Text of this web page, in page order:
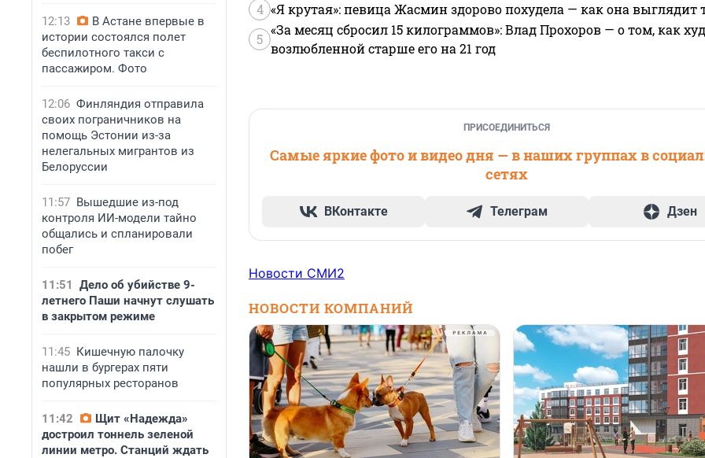
12:13
В Астане впервые в
истории состоялся полет
беспилотного такси с
пассажиром. Фото
12:06 Финляндия отправила
своих пограничников на
помощь Эстонии из-за
нелегальных мигрантов из
Белоруссии
11:57 Вышедшие из-под
контроля ИИ-модели тайно
общались и спланировали
побег
11:51
Дело об убийстве 9-
летнего Паши начнут слушать
в закрытом режиме
11:45 Кишечную палочку
нашли в бургерах пяти
популярных ресторанов
11:42
Щит «Надежда»
достроил тоннель зеленой
линии метро. Станций ждать
4 «Я крутая»: певица Жасмин здорово похудела — как она выглядит
5
«За месяц сбросил 15 килограммов»: Влад Прохоров — о том, как
возлюбленной старше его на 21 год
ПРИСОЕДИНИТЬСЯ
Самые яркие фото и видео дня — в наших группах в
сетях
ВКонтакте Телеграм Дзен
Новости СМИ2
НОВОСТИ КОМПАНИЙ